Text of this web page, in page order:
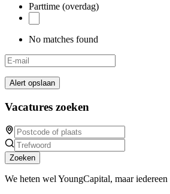
Parttime (overdag)
No matches found
Alert opslaan
Vacatures zoeken
Zoeken
We heten wel YoungCapital, maar